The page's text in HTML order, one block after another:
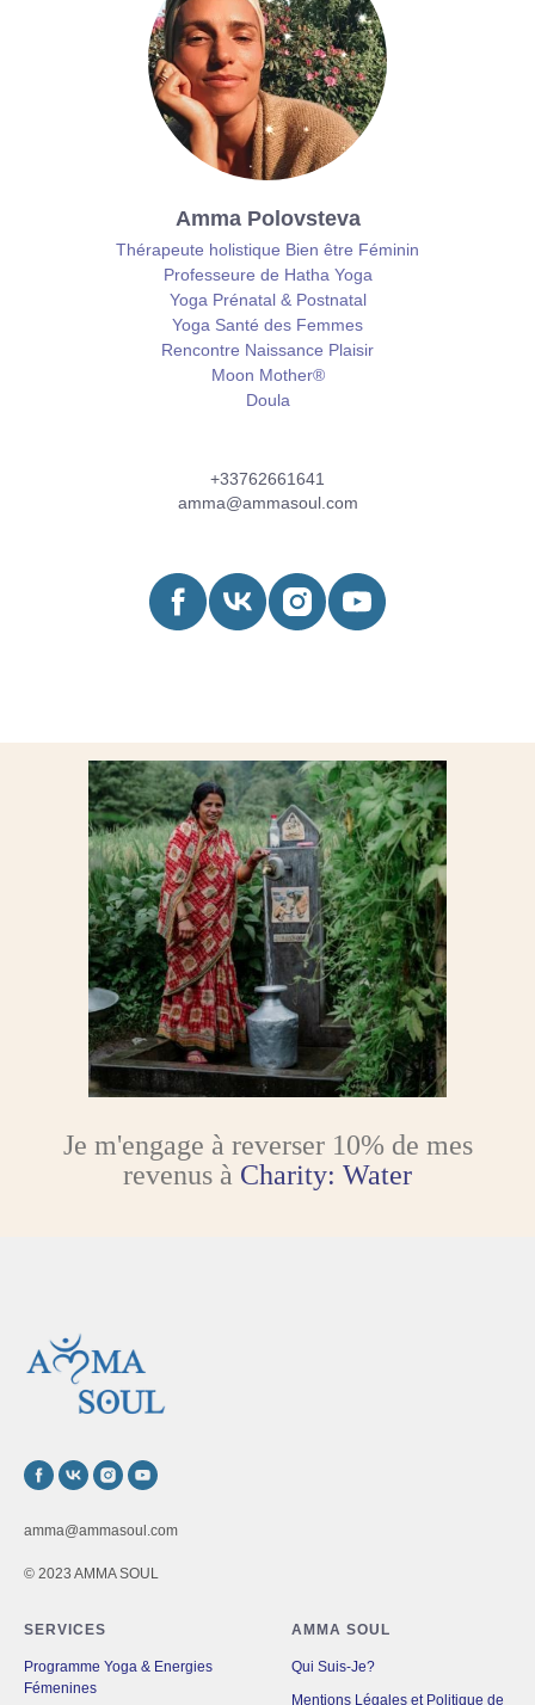
Amma Polovsteva
Thérapeute holistique Bien être Féminin
Professeure de Hatha Yoga
Yoga Prénatal & Postnatal
Yoga Santé des Femmes
Rencontre Naissance Plaisir
Moon Mother®
Doula
+33762661641
amma@ammasoul.com
Je m'engage à reverser 10% de mes
revenus à Charity: Water
amma@ammasoul.com
© 2023 AMMA SOUL
SERVICES
Programme Yoga & Energies
Fémenines
AMMA SOUL
Qui Suis-Je?
Mentions Légales et Politique de